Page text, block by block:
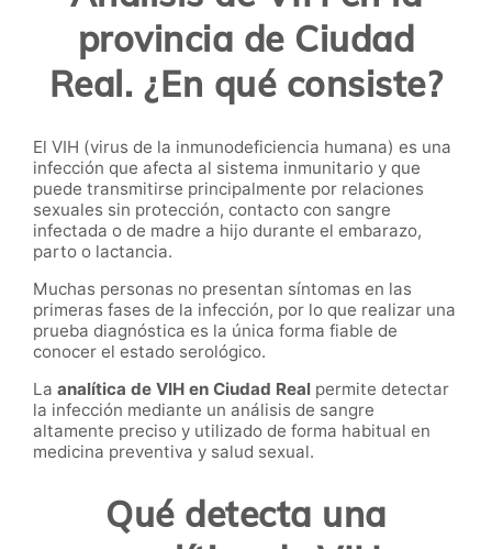
provincia de Ciudad
Real. ¿En qué consiste?
El VIH (virus de la inmunodeficiencia humana) es una
infección que afecta al sistema inmunitario y que
puede transmitirse principalmente por relaciones
sexuales sin protección, contacto con sangre
infectada o de madre a hijo durante el embarazo,
parto o lactancia.
Muchas personas no presentan síntomas en las
primeras fases de la infección, por lo que realizar una
prueba diagnóstica es la única forma fiable de
conocer el estado serológico.
La analítica de VIH en Ciudad Real permite detectar
la infección mediante un análisis de sangre
altamente preciso y utilizado de forma habitual en
medicina preventiva y salud sexual.
Qué detecta una